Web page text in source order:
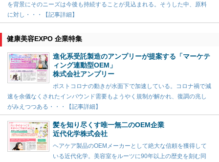
を背景にそのニーズは今後も持続することが見込まれる。そうした中、原料
に対し・・・【記事詳細】
健康美容EXPO 企業特集
進化系受託製造のアンプリーが提案する「マーケテ
ィング連動型OEM」
株式会社アンプリー
ポストコロナの動きが水面下で加速している。コロナ禍で減
速を余儀なくされたインバウンド需要もようやく規制が解かれ、復調の兆し
がみえつつある・・・【記事詳細】
髪を知り尽くす唯一無二のOEM企業
近代化学株式会社
ヘアケア製品のOEMメーカーとして絶大な信頼を獲得して
いる近代化学。美容室をルーツに90年以上の歴史を刻む同